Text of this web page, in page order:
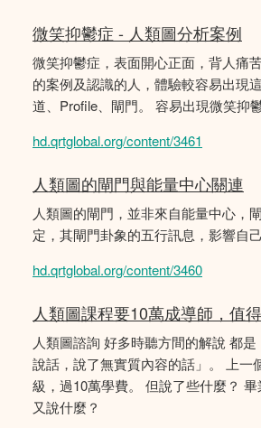
微笑抑鬱症 - 人類圖分析案例
微笑抑鬱症，表面開心正面，背人痛
的案例及認識的人，體驗較容易出現
道、Profile、閘門。 容易出現微笑抑鬱
hd.qrtglobal.org/content/3461
人類圖的閘門與能量中心關連
人類圖的閘門，並非來自能量中心，
定，其閘門卦象的五行訊息，影響自
hd.qrtglobal.org/content/3460
人類圖課程要10萬成導師，值
人類圖諮詢 好多時聽方間的解說 都
說話，說了無實質內容的話」。 上一
級，過10萬學費。 但說了些什麼？ 畢
又說什麼？